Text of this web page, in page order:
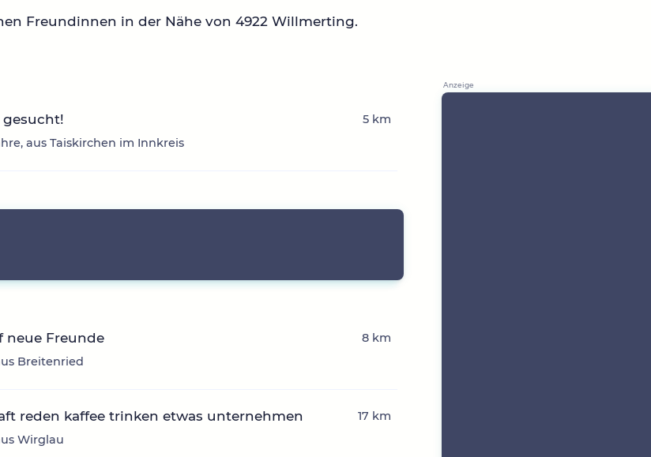
Freundinnen in der Nähe von 4922 Willmerting.
aus Taiskirchen im Innkreis
5 km
neue Freunde
Breitenried
8 km
reden kaffee trinken etwas unternehmen
Wirglau
17 km